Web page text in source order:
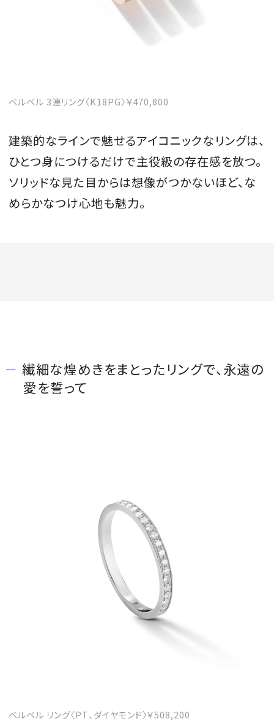
ベルベル 3連リング〈K18PG〉￥470,800
建築的なラインで魅せるアイコニックなリングは、
ひとつ身につけるだけで主役級の存在感を放つ。
ソリッドな見た目からは想像がつかないほど、な
めらかなつけ心地も魅力。
繊細な煌めきをまとったリングで、永遠の
愛を誓って
ベルベル リング〈PT、ダイヤモンド〉￥508,200